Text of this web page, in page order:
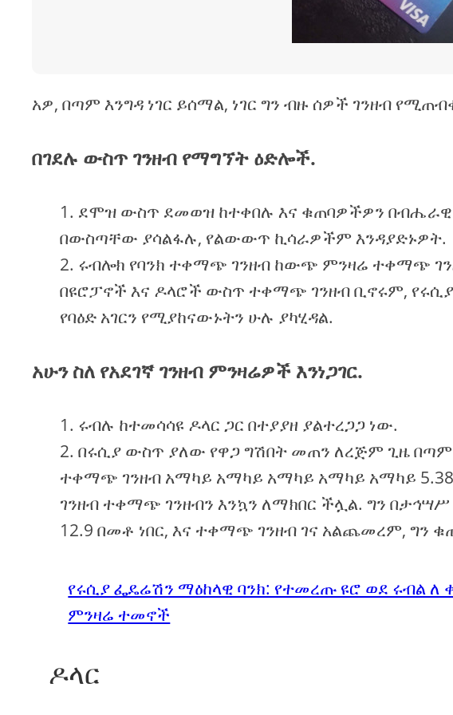
አዎ, በጣም እንግዳ ነገር ይሰማል, ነገር ግን ብዙ ሰዎች ገንዘብ
በገደሉ ውስጥ ገንዘብ የማግኘት ዕድሎች.
ደሞዝ ውስጥ ደመወዝ ከተቀበሉ እና ቁጠባዎችዎን በብሔራዊ
በውስጣቸው ያሳልፋሉ, የልውውጥ ኪሳራዎችም እንዳያድኑዎት.
ሩብሎክ የባንክ ተቀማጭ ገንዘብ ከውጭ ምንዛሬ ተቀማጭ
በዩሮፓኖች እና ዶላሮች ውስጥ ተቀማጭ ገንዘብ ቢኖሩም, የሩሲያ
የባዕድ አገርን የሚያከናውኑትን ሁሉ ያካሂዳል.
አሁን ስለ የአደገኛ ገንዘብ ምንዛሬዎች እንነጋገር.
ሩብሉ ከተመሳሳዩ ዶላር ጋር በተያያዘ ያልተረጋጋ ነው.
በሩሲያ ውስጥ ያለው የዋጋ ግሽበት መጠን ለረጅም ጊዜ በጣም
ተቀማጭ ገንዘብ አማካይ አማካይ አማካይ አማካይ አማካይ
ገንዘብ ተቀማጭ ገንዘብን እንኳን ለማክበር ችሏል. ግን በታኅሣሥ
12.9 በመቶ ነበር, እና ተቀማጭ ገንዘብ ገና አልጨመረም, ግን
የሩሲያ ፌዴሬሽን ማዕከላዊ ባንክ: የተመረጡ ዩሮ ወደ ሩብል ለ
ምንዛሬ ተመኖች
ዶላር